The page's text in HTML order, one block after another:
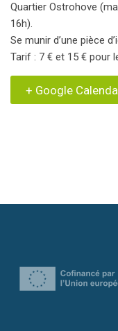
Quartier Ostrohove
16h).
Se munir d’une pièce
Tarif : 7 € et 15 € pour
+ Google